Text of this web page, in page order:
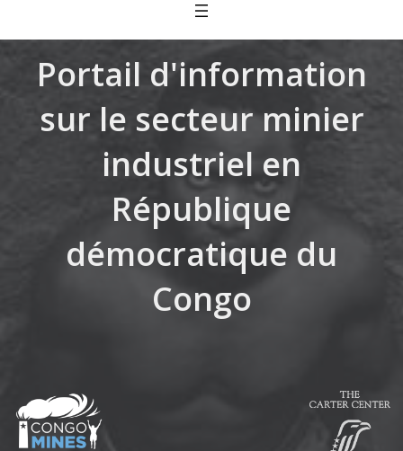
Portail d'information
sur le secteur minier
industriel en
République
démocratique du
Congo